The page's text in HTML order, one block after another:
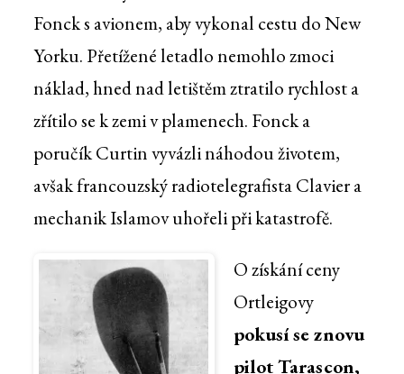
Fonck s avionem, aby vykonal cestu do New
Yorku. Přetížené letadlo nemohlo zmoci
náklad, hned nad letištěm ztratilo rychlost a
zřítilo se k zemi v plamenech. Fonck a
poručík Curtin vyvázli náhodou životem,
avšak francouzský radiotelegrafista Clavier a
mechanik Islamov uhořeli při katastrofě.
O získání ceny
Ortleigovy
pokusí se znovu
pilot Tarascon,